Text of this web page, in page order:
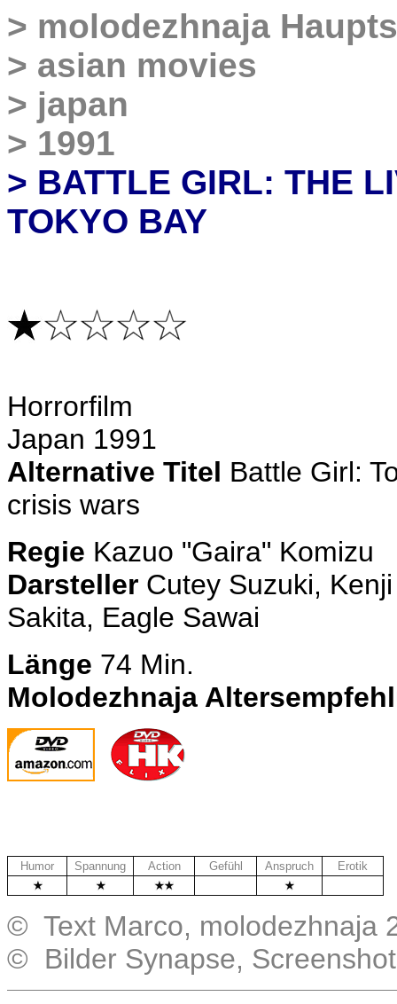
> molodezhnaja
> asian movies
> japan
> 1991
> BATTLE GIRL: THE
TOKYO BAY
Horrorfilm
Japan 1991
Alternative Titel Battle Girl:
crisis wars
Regie Kazuo "Gaira" Komizu
Darsteller Cutey Suzuki,
Sakita, Eagle Sawai
Länge 74 Min.
Molodezhnaja
Humor Spannung Action Gefühl Anspruch
Erotik
© Text Marco, molodezhnaja
© Bilder Synapse,